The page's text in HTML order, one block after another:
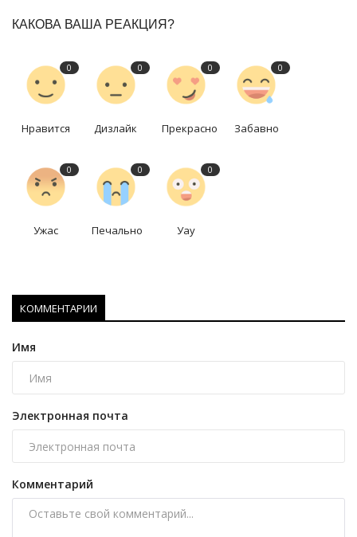
КАКОВА ВАША РЕАКЦИЯ?
0
Нравится
0
Дизлайк
0
Прекрасно
0
Забавно
0
Ужас
0
Печально
0
Уау
КОММЕНТАРИИ
Имя
Электронная почта
Комментарий